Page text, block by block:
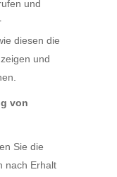
und
diesen die
und
von
Sie die
nach Erhalt